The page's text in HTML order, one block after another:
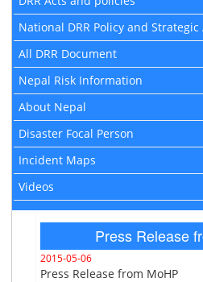
National DRR Policy and Strategic
All DRR Document
Nepal Risk Information
About Nepal
Disaster Focal Person
Incident Maps
Videos
Press Release
2015-05-06
Press Release from MoHP